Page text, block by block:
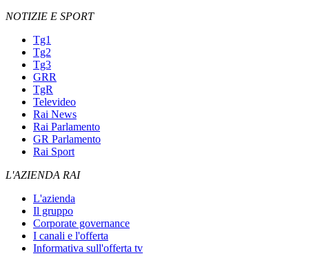
NOTIZIE E SPORT
Tg1
Tg2
Tg3
GRR
TgR
Televideo
Rai News
Rai Parlamento
GR Parlamento
Rai Sport
L'AZIENDA RAI
L'azienda
Il gruppo
Corporate governance
I canali e l'offerta
Informativa sull'offerta tv